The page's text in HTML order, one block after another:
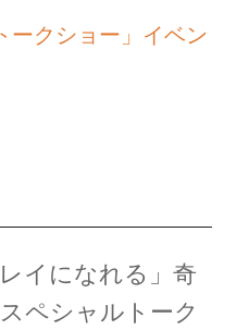
ークショー」イベン
イになれる」奇
ペシャルトーク